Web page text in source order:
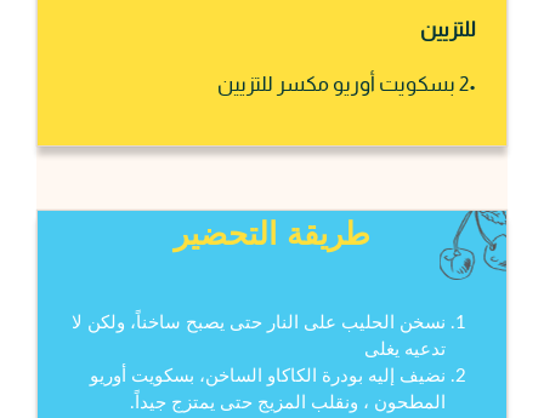
للتزيين
•2 بسكويت أوريو مكسر للتزيين
طريقة التحضير
نسخن الحليب على النار حتى يصبح ساخناً، ولكن لا
تدعيه يغلى
نضيف إليه بودرة الكاكاو الساخن، بسكويت أوريو
المطحون ، ونقلب المزيج حتى يمتزج جيداً.